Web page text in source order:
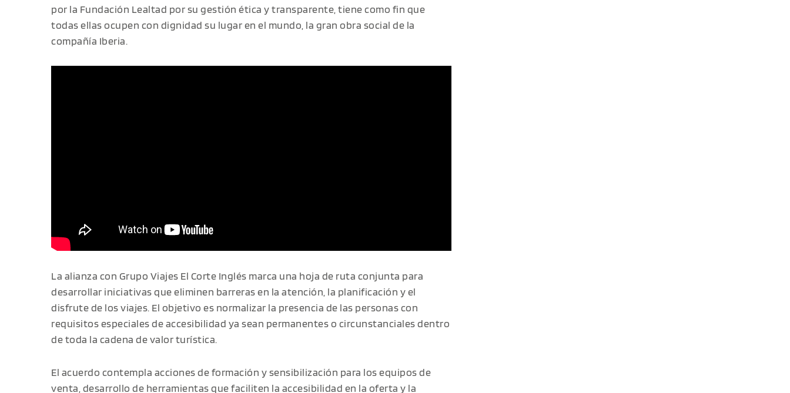
por la Fundación Lealtad por su gestión ética y transparente, tiene como fin que
todas ellas ocupen con dignidad su lugar en el mundo, la gran obra social de la
compañía Iberia.
La alianza con Grupo Viajes El Corte Inglés marca una hoja de ruta conjunta para
desarrollar iniciativas que eliminen barreras en la atención, la planificación y el
disfrute de los viajes. El objetivo es normalizar la presencia de las personas con
requisitos especiales de accesibilidad ya sean permanentes o circunstanciales dentro
de toda la cadena de valor turística.
El acuerdo contempla acciones de formación y sensibilización para los equipos de
venta, desarrollo de herramientas que faciliten la accesibilidad en la oferta y la